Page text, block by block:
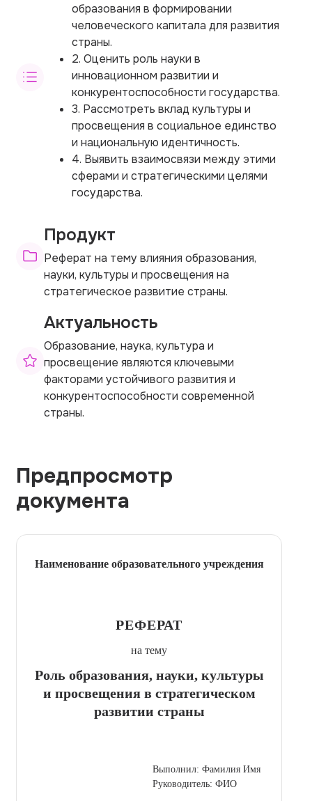
образования в формировании
человеческого капитала для развития
страны.
2. Оценить роль науки в
инновационном развитии и
конкурентоспособности государства.
3. Рассмотреть вклад культуры и
просвещения в социальное единство
и национальную идентичность.
4. Выявить взаимосвязи между этими
сферами и стратегическими целями
государства.
Продукт
Реферат на тему влияния образования,
науки, культуры и просвещения на
стратегическое развитие страны.
Актуальность
Образование, наука, культура и
просвещение являются ключевыми
факторами устойчивого развития и
конкурентоспособности современной
страны.
Предпросмотр
документа
Наименование образовательного учреждения
РЕФЕРАТ
на тему
Роль образования, науки, культуры
и просвещения в стратегическом
развитии страны
Выполнил: Фамилия Имя
Руководитель: ФИО